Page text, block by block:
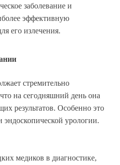
заболевание и
эффективную
его излечения.
стремительно
на сегодняшний день она
результатов. Особенно это
эндоскопической урологии.
медиков в диагностике,